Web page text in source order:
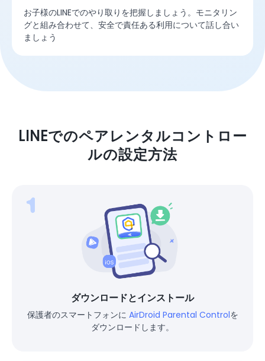
お子様のLINEでのやり取りを把握しましょう。モニタリン
グと組み合わせて、安全で責任ある利用について話し合い
ましょう
LINEでのペアレンタルコントロー
ルの設定方法
ダウンロードとインストール
保護者のスマートフォンに AirDroid Parental Controlを
ダウンロードします。